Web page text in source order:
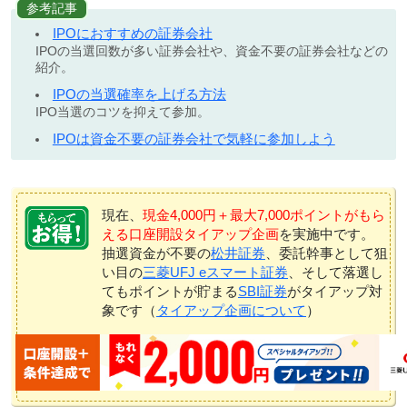
参考記事
IPOにおすすめの証券会社
IPOの当選回数が多い証券会社や、資金不要の証券会社などの
紹介。
IPOの当選確率を上げる方法
IPO当選のコツを抑えて参加。
IPOは資金不要の証券会社で気軽に参加しよう
現在、 現金4,000円＋最大7,000ポイントがもら
える口座開設タイアップ企画を実施中です。
抽選資金が不要の松井証券 、委託幹事として狙
い目の三菱UFJ eスマート証券 、そして落選し
てもポイントが貯まるSBI証券がタイアップ対
象です（ タイアップ企画について ）